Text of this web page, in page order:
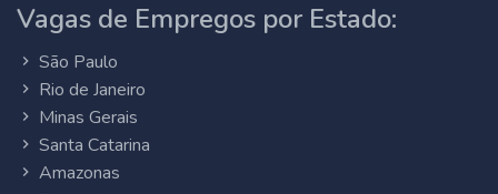
Vagas de Empregos por Estado:
São Paulo
Rio de Janeiro
Minas Gerais
Santa Catarina
Amazonas